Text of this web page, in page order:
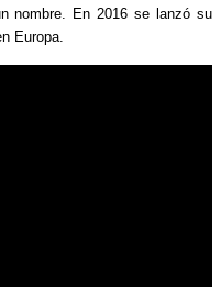
nombre. En 2016 se lanzó su
Europa.